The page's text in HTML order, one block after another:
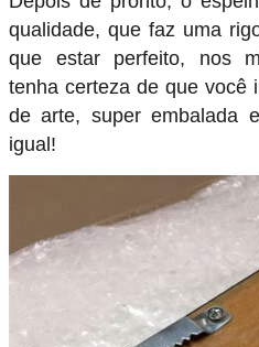
qualidade, que faz uma
que estar perfeito, nos
tenha certeza de que você
de arte, super embalada
igual!